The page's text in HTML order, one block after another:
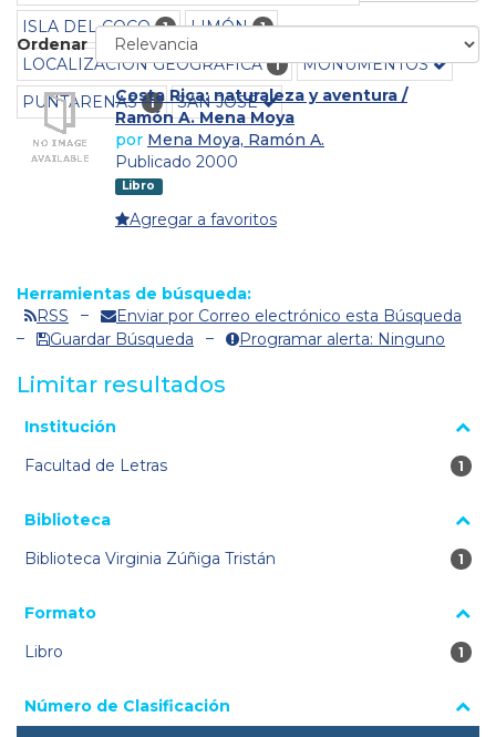
ISLA DEL COCO 1 LIMÓN 1
LOCALIZACIÓN GEOGRÁFICA 1
MONUMENTOS
PUNTARENAS
1 SAN JOSÉ
Ordenar
Costa Rica: naturaleza y aventura /
Ramón A. Mena Moya
por Mena Moya, Ramón A.
Publicado 2000
Libro
Agregar a favoritos
Herramientas de búsqueda:
RSS
Enviar por Correo electrónico esta Búsqueda
Guardar Búsqueda
Programar alerta: Ninguno
Limitar resultados
La página se volverá a cargar cuando se seleccione o excluya
Institución
Facultad de Letras
1
1
Biblioteca
Biblioteca Virginia Zúñiga Tristán
1
1
Formato
Libro
1
1
Número de Clasificación